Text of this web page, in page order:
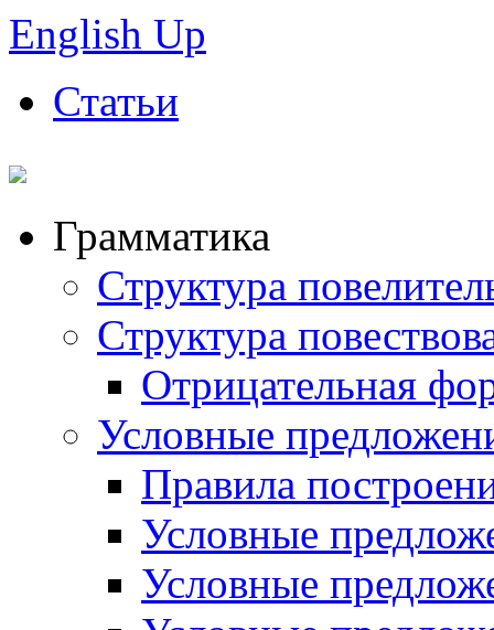
English Up
Статьи
Грамматика
Структура
Структура
Отрицательная
Условные
Правила
Условные
Условные